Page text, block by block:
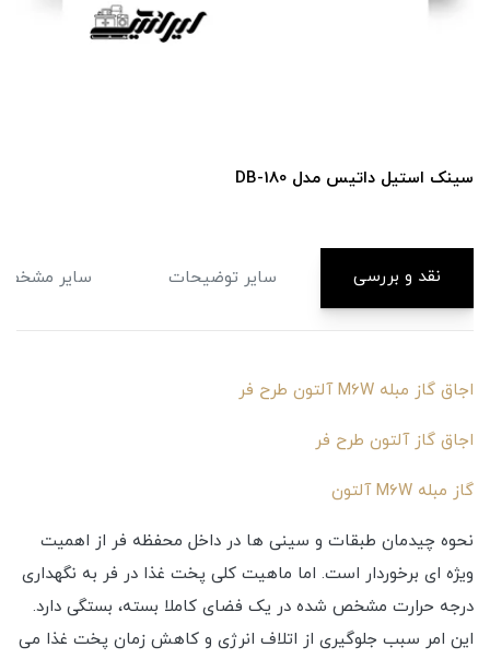
سینک استیل داتیس مدل DB-180
نقد و بررسی سایر توضیحات سایر
اجاق گاز مبله M6W آلتون طرح فر
اجاق گاز آلتون طرح فر
گاز مبله M6W آلتون
نحوه چیدمان طبقات و سینی ها در داخل محفظه فر از اهمیت
ویژه ای برخوردار است. اما ماهیت کلی پخت غذا در فر به نگهداری
درجه حرارت مشخص شده در یک فضای کاملا بسته، بستگی دارد.
این امر سبب جلوگیری از اتلاف انرژی و کاهش زمان پخت غذا می